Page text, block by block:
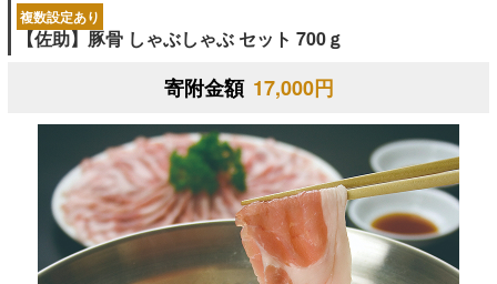
複数設定あり
【佐助】豚骨 しゃぶしゃぶ セット 700ｇ
寄附金額 17,000円